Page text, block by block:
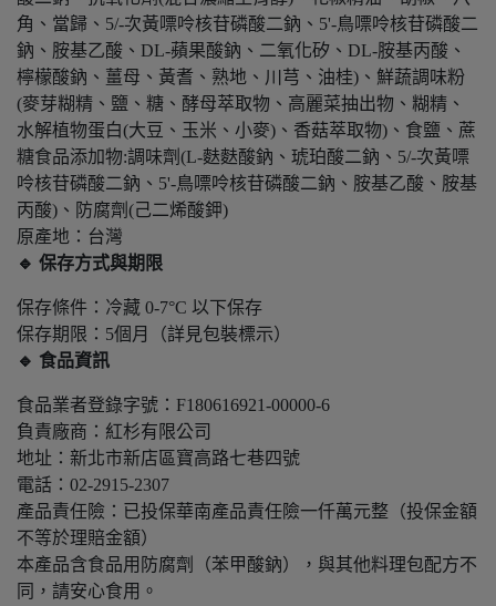
角、當歸、5/-次黃嘌呤核苷磷酸二鈉、5'-鳥嘌呤核苷磷酸二
鈉、胺基乙酸、DL-蘋果酸鈉、二氧化矽、DL-胺基丙酸、
檸檬酸鈉、薑母、黃耆、熟地、川芎、油桂)、鮮蔬調味粉
(麥芽糊精、鹽、糖、酵母萃取物、高麗菜抽出物、糊精、
水解植物蛋白(大豆、玉米、小麥)、香菇萃取物)、食鹽、蔗
糖食品添加物:調味劑(L-麩麩酸鈉、琥珀酸二鈉、5/-次黃嘌
呤核苷磷酸二鈉、5'-鳥嘌呤核苷磷酸二鈉、胺基乙酸、胺基
丙酸)、防腐劑(己二烯酸鉀)
原產地：台灣
🔹 保存方式與期限
保存條件：冷藏 0-7°C 以下保存
保存期限：5個月（詳見包裝標示）
🔹 食品資訊
食品業者登錄字號：F180616921-00000-6
負責廠商：紅杉有限公司
地址：新北市新店區寶高路七巷四號
電話：02-2915-2307
產品責任險：已投保華南產品責任險一仟萬元整（投保金額
不等於理賠金額）
本產品含食品用防腐劑（苯甲酸鈉），與其他料理包配方不
同，請安心食用。